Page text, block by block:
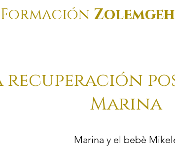
Formación
recuperación
Marina
Marina y el bebè